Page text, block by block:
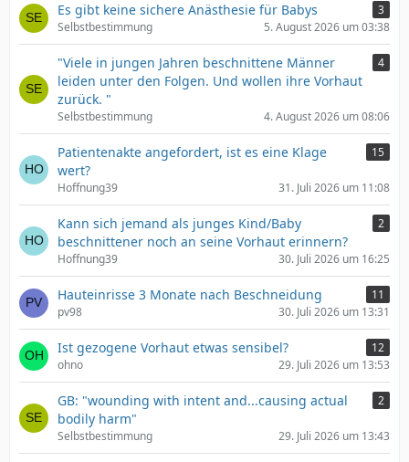
Es gibt keine sichere Anästhesie für Babys
3
Selbstbestimmung
5. August 2026 um 03:38
"Viele in jungen Jahren beschnittene Männer
leiden unter den Folgen. Und wollen ihre Vorhaut
zurück. "
4
Selbstbestimmung 4. August 2026 um 08:06
Patientenakte angefordert, ist es eine Klage
wert?
15
Hoffnung39 31. Juli 2026 um 11:08
Kann sich jemand als junges Kind/Baby
beschnittener noch an seine Vorhaut erinnern?
2
Hoffnung39 30. Juli 2026 um 16:25
Hauteinrisse 3 Monate nach Beschneidung
11
pv98
30. Juli 2026 um 13:31
Ist gezogene Vorhaut etwas sensibel?
12
ohno
29. Juli 2026 um 13:53
GB: "wounding with intent and...causing actual
bodily harm"
2
Selbstbestimmung 29. Juli 2026 um 13:43